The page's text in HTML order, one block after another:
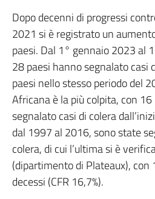
Dopo decenni di progressi
2021 si è registrato un
paesi. Dal 1° gennaio 2023 al
28 paesi hanno segnalato casi
paesi nello stesso periodo del
Africana è la più colpita, con
segnalato casi di colera
dal 1997 al 2016, sono state
colera, di cui l’ultima si è
(dipartimento di Plateaux), con
decessi (CFR 16,7%).